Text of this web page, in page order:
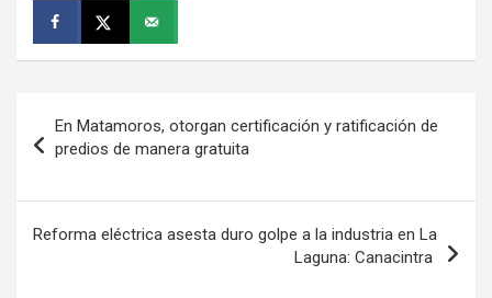
de
En Matamoros, otorgan certificación y ratificación de
predios de manera gratuita
Reforma eléctrica asesta duro golpe a la industria en La
Laguna: Canacintra